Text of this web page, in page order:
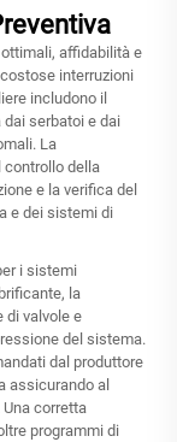
affidabilità e
interruzioni
includono il
serbatoi e dai
La
controllo della
e la verifica del
e dei sistemi di
i sistemi
la
di valvole e
del sistema.
dal produttore
assicurando al
corretta
programmi di